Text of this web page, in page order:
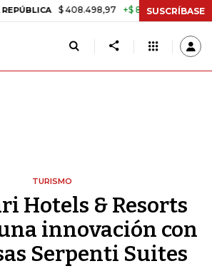
$ 408.498,97 +$ 8.753,81 +2,19% TASA
SUSCRÍBASE
TURISMO
Hotels & Resorts
innovación con
Serpenti Suites